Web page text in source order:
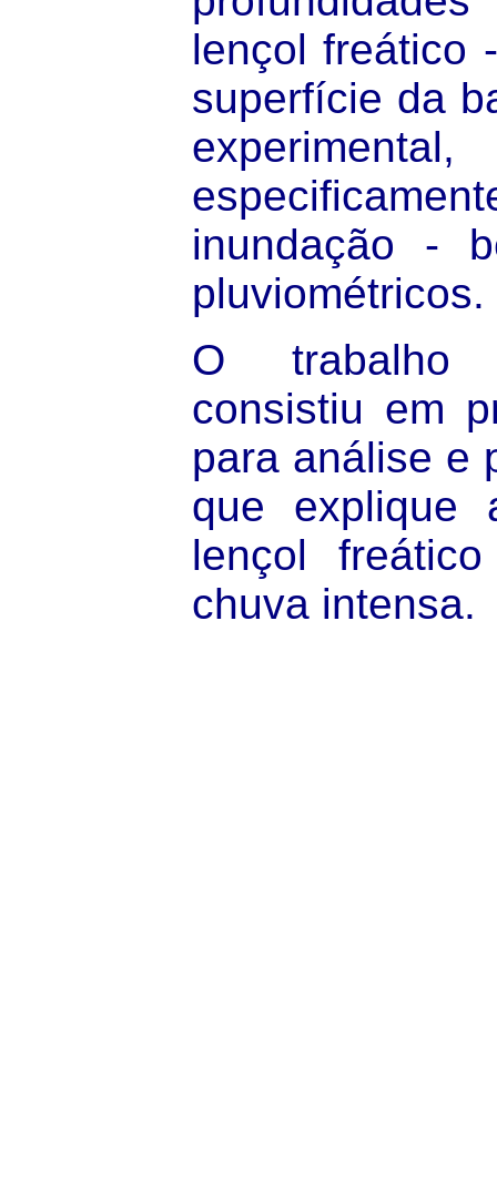
lençol freático
superfície da
inundação -
pluviométricos.
O trabalho
consistiu em
para análise e
que explique
lençol
chuva intensa.